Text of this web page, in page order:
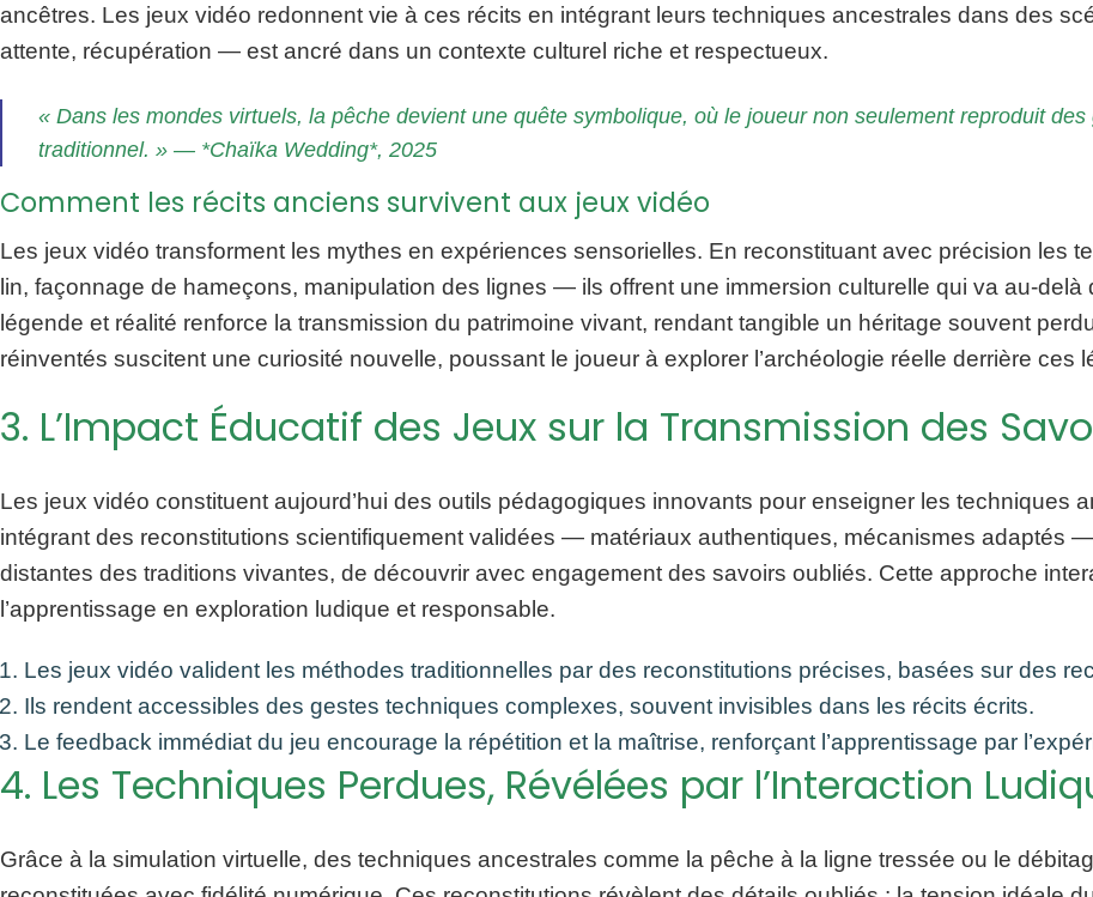
ancêtres. Les jeux vidéo redonnent vie à ces récits en intégrant leurs techniques ancestrales dans des
attente, récupération — est ancré dans un contexte culturel riche et respectueux.
« Dans les mondes virtuels, la pêche devient une quête symbolique, où le joueur non seulement reproduit
traditionnel. » — *Chaïka Wedding*, 2025
Comment les récits anciens survivent aux jeux vidéo
Les jeux vidéo transforment les mythes en expériences sensorielles. En reconstituant avec précision les
lin, façonnage de hameçons, manipulation des lignes — ils offrent une immersion culturelle qui va au-
légende et réalité renforce la transmission du patrimoine vivant, rendant tangible un héritage souvent
réinventés suscitent une curiosité nouvelle, poussant le joueur à explorer l’archéologie réelle derrière ces
3. L’Impact Éducatif des Jeux sur la Transmission des
Les jeux vidéo constituent aujourd’hui des outils pédagogiques innovants pour enseigner les techniques
intégrant des reconstitutions scientifiquement validées — matériaux authentiques, mécanismes adaptés
distantes des traditions vivantes, de découvrir avec engagement des savoirs oubliés. Cette approche
l’apprentissage en exploration ludique et responsable.
Les jeux vidéo valident les méthodes traditionnelles par des reconstitutions précises, basées sur des
Ils rendent accessibles des gestes techniques complexes, souvent invisibles dans les récits écrits.
Le feedback immédiat du jeu encourage la répétition et la maîtrise, renforçant l’apprentissage par
4. Les Techniques Perdues, Révélées par l’Interaction
Grâce à la simulation virtuelle, des techniques ancestrales comme la pêche à la ligne tressée ou le